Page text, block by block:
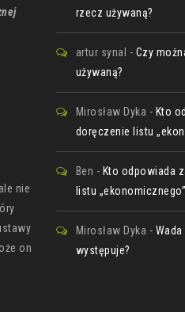
nie
on
rzecz używaną?
artur synal - Czy
używaną?
Mirosław Dyka - Kto
doręczenie listu
Ben - Kto odpowiada
listu
Mirosław Dyka -
występuje?